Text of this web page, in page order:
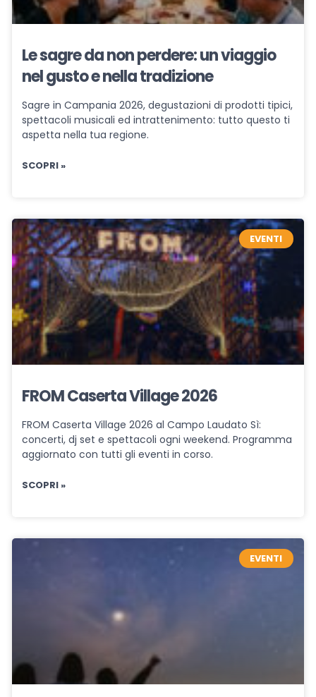
Le sagre da non perdere: un viaggio
nel gusto e nella tradizione
Sagre in Campania 2026, degustazioni di prodotti tipici,
spettacoli musicali ed intrattenimento: tutto questo ti
aspetta nella tua regione.
SCOPRI »
EVENTI
FROM Caserta Village 2026
FROM Caserta Village 2026 al Campo Laudato Sì:
concerti, dj set e spettacoli ogni weekend. Programma
aggiornato con tutti gli eventi in corso.
SCOPRI »
EVENTI